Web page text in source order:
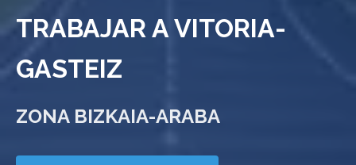
TRABAJAR A VITORIA-
GASTEIZ
ZONA BIZKAIA-ARABA